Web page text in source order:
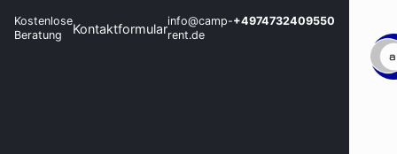
Kostenlose
Beratung
Kontaktformularinfo@camp-
rent.de
+4974732409550